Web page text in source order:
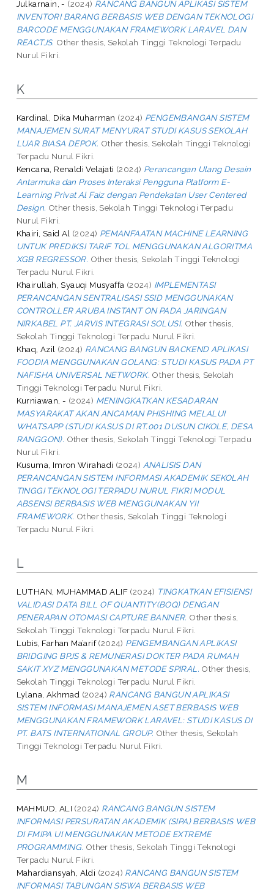
Julkarnain, - (2024) RANCANG BANGUN APLIKASI SISTEM
INVENTORI BARANG BERBASIS WEB DENGAN TEKNOLOGI
BARCODE MENGGUNAKAN FRAMEWORK LARAVEL DAN
REACTJS. Other thesis, Sekolah Tinggi Teknologi Terpadu
Nurul Fikri.
K
Kardinal, Dika Muharman (2024) PENGEMBANGAN SISTEM
MANAJEMEN SURAT MENYURAT STUDI KASUS SEKOLAH
LUAR BIASA DEPOK. Other thesis, Sekolah Tinggi Teknologi
Terpadu Nurul Fikri.
Kencana, Renaldi Velajati (2024) Perancangan Ulang Desain
Antarmuka dan Proses Interaksi Pengguna Platform E-
Learning Privat Al Faiz dengan Pendekatan User Centered
Design. Other thesis, Sekolah Tinggi Teknologi Terpadu
Nurul Fikri.
Khairi, Said Al (2024) PEMANFAATAN MACHINE LEARNING
UNTUK PREDIKSI TARIF TOL MENGGUNAKAN ALGORITMA
XGB REGRESSOR. Other thesis, Sekolah Tinggi Teknologi
Terpadu Nurul Fikri.
Khairullah, Syauqi Musyaffa (2024) IMPLEMENTASI
PERANCANGAN SENTRALISASI SSID MENGGUNAKAN
CONTROLLER ARUBA INSTANT ON PADA JARINGAN
NIRKABEL PT. JARVIS INTEGRASI SOLUSI. Other thesis,
Sekolah Tinggi Teknologi Terpadu Nurul Fikri.
Khaq, Azil (2024) RANCANG BANGUN BACKEND APLIKASI
FOODIA MENGGUNAKAN GOLANG: STUDI KASUS PADA PT
NAFISHA UNIVERSAL NETWORK. Other thesis, Sekolah
Tinggi Teknologi Terpadu Nurul Fikri.
Kurniawan, - (2024) MENINGKATKAN KESADARAN
MASYARAKAT AKAN ANCAMAN PHISHING MELALUI
WHATSAPP (STUDI KASUS DI RT.001 DUSUN CIKOLE, DESA
RANGGON). Other thesis, Sekolah Tinggi Teknologi Terpadu
Nurul Fikri.
Kusuma, Imron Wirahadi (2024) ANALISIS DAN
PERANCANGAN SISTEM INFORMASI AKADEMIK SEKOLAH
TINGGI TEKNOLOGI TERPADU NURUL FIKRI MODUL
ABSENSI BERBASIS WEB MENGGUNAKAN YII
FRAMEWORK. Other thesis, Sekolah Tinggi Teknologi
Terpadu Nurul Fikri.
L
LUTHAN, MUHAMMAD ALIF (2024) TINGKATKAN EFISIENSI
VALIDASI DATA BILL OF QUANTITY(BOQ) DENGAN
PENERAPAN OTOMASI CAPTURE BANNER. Other thesis,
Sekolah Tinggi Teknologi Terpadu Nurul Fikri.
Lubis, Farhan Ma’arif(2024) PENGEMBANGAN APLIKASI
BRIDGING BPJS & REMUNERASI DOKTER PADA RUMAH
SAKIT XYZ MENGGUNAKAN METODE SPIRAL. Other thesis,
Sekolah Tinggi Teknologi Terpadu Nurul Fikri.
Lylana, Akhmad (2024) RANCANG BANGUN APLIKASI
SISTEM INFORMASI MANAJEMEN ASET BERBASIS WEB
MENGGUNAKAN FRAMEWORK LARAVEL: STUDI KASUS DI
PT. BATS INTERNATIONAL GROUP. Other thesis, Sekolah
Tinggi Teknologi Terpadu Nurul Fikri.
M
MAHMUD, ALI (2024) RANCANG BANGUN SISTEM
INFORMASI PERSURATAN AKADEMIK (SIPA) BERBASIS WEB
DI FMIPA UI MENGGUNAKAN METODE EXTREME
PROGRAMMING. Other thesis, Sekolah Tinggi Teknologi
Terpadu Nurul Fikri.
Mahardiansyah, Aldi (2024) RANCANG BANGUN SISTEM
INFORMASI TABUNGAN SISWA BERBASIS WEB